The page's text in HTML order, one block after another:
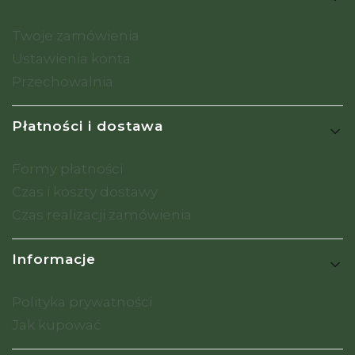
Twoje zamówienia
Ustawienia konta
Przechowalnia
Płatności i dostawa
Formy płatności
Czas i koszty dostawy
Czas realizacji zamówienia
Informacje
Polityka prywatności
Jak kupować